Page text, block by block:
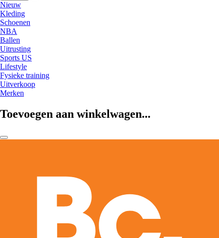
Nieuw
Kleding
Schoenen
NBA
Ballen
Uitrusting
Sports US
Lifestyle
Fysieke training
Uitverkoop
Merken
Toevoegen aan winkelwagen...